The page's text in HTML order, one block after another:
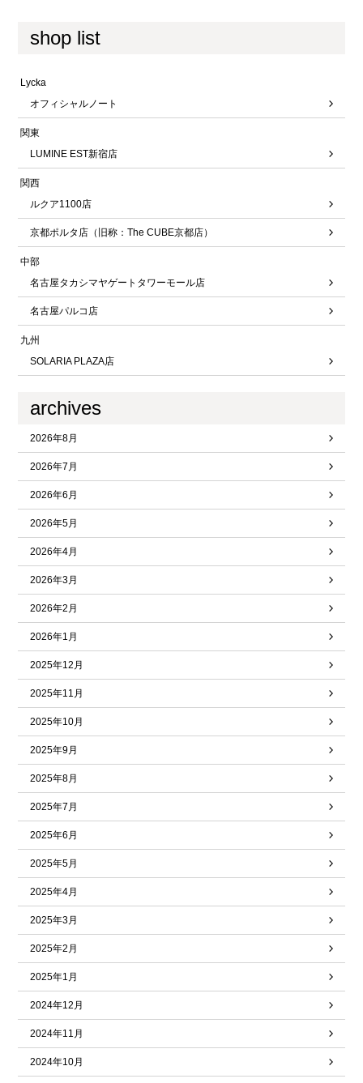
shop list
Lycka
オフィシャルノート
関東
LUMINE EST新宿店
関西
ルクア1100店
京都ポルタ店（旧称：The CUBE京都店）
中部
名古屋タカシマヤゲートタワーモール店
名古屋パルコ店
九州
SOLARIA PLAZA店
archives
2026年8月
2026年7月
2026年6月
2026年5月
2026年4月
2026年3月
2026年2月
2026年1月
2025年12月
2025年11月
2025年10月
2025年9月
2025年8月
2025年7月
2025年6月
2025年5月
2025年4月
2025年3月
2025年2月
2025年1月
2024年12月
2024年11月
2024年10月